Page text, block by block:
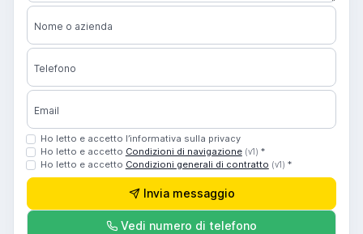
Nome o azienda
Telefono
Email
Ho letto e accetto l’informativa sulla privacy
Ho letto e accetto Condizioni di navigazione (v1) *
Ho letto e accetto Condizioni generali di contratto (v1) *
Invia messaggio
Vedi numero di telefono